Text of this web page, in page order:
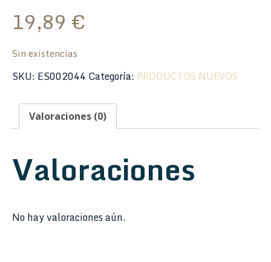
19,89 €
Sin existencias
SKU: ES002044 Categoría: PRODUCTOS NUEVOS
Valoraciones (0)
Valoraciones
No hay valoraciones aún.